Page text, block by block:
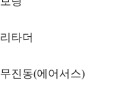
리타더
무진동(에어서스)